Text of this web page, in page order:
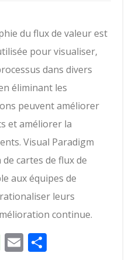
du flux de valeur est
pour visualiser,
dans divers
éliminant les
peuvent améliorer
et améliorer la
Visual Paradigm
cartes de flux de
aux équipes de
leurs
continue.
WhatsApp
Email